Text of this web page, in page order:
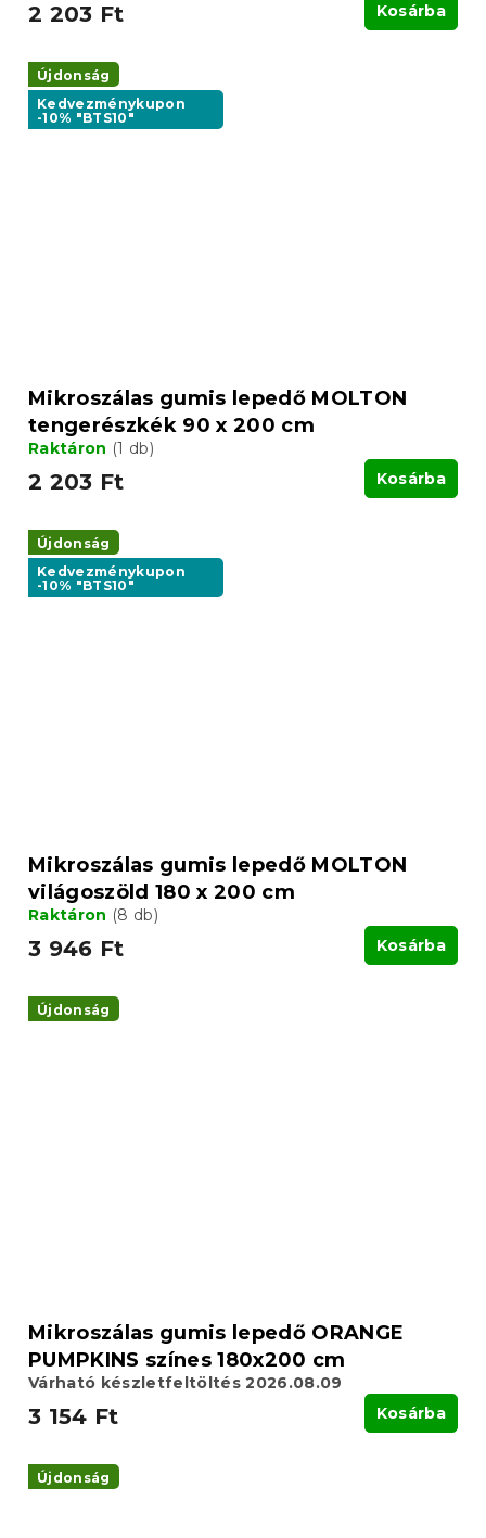
2 203 Ft Kosárba
Újdonság
Kedvezménykupon
-10% "BTS10"
Mikroszálas gumis lepedő MOLTON
tengerészkék 90 x 200 cm
Raktáron (1 db)
2 203 Ft Kosárba
Újdonság
Kedvezménykupon
-10% "BTS10"
Mikroszálas gumis lepedő MOLTON
világoszöld 180 x 200 cm
Raktáron (8 db)
3 946 Ft Kosárba
Újdonság
Mikroszálas gumis lepedő ORANGE
PUMPKINS színes 180x200 cm
Várható készletfeltöltés 2026.08.09
3 154 Ft Kosárba
Újdonság